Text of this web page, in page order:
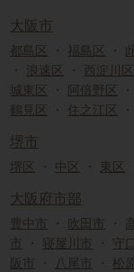
大阪市
都島区 ・ 福島区 ・
・ 浪速区 ・ 西淀川区
城東区
・ 阿倍野区 ・
鶴見区
・ 住之江区 ・
堺市
堺区 ・ 中区 ・ 東区
大阪府市部
豊中市 ・ 吹田市 ・
・ 寝屋川市 ・ 守
阪市
・ 八尾市 ・ 松